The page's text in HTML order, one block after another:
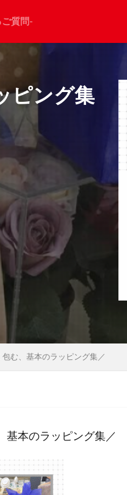
質問-
ピング集
む、基本のラッピング集／
基本のラッピング集／